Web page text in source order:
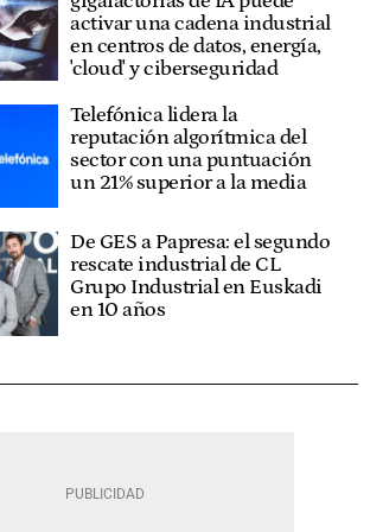
activar una cadena industrial
en centros de datos, energía,
'cloud' y ciberseguridad
Telefónica lidera la
reputación algorítmica del
sector con una puntuación
un 21% superior a la media
De GES a Papresa: el segundo
rescate industrial de CL
Grupo Industrial en Euskadi
en 10 años